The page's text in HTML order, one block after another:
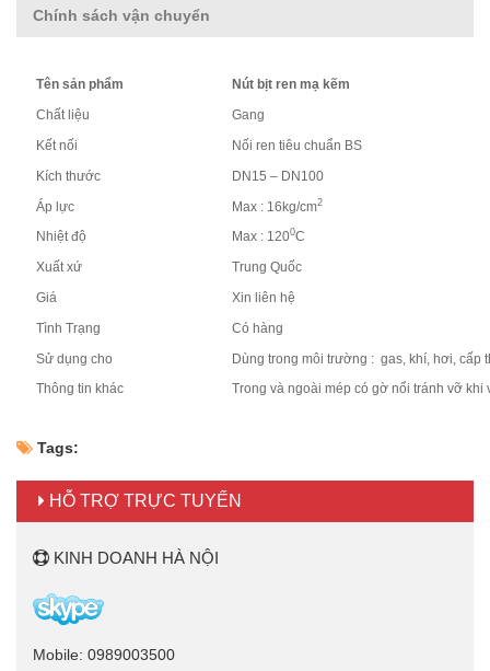
Chính sách vận chuyển
Tên sản phẩm
Nút bịt ren mạ kẽm
Chất liệu
Gang
Kết nối
Nối ren tiêu chuẩn BS
Kích thước
DN15 – DN100
Áp lực
Max : 16kg/cm2
Nhiệt độ Max : 1200C
Xuất xứ
Trung Quốc
Giá
Xin liên hệ
Tình Trạng
Có hàng
Sử dụng cho
Dùng trong môi trường : gas, khí, hơi, cấp
Thông tin khác
Trong và ngoài mép có gờ nổi tránh vỡ khi
Tags:
HỖ TRỢ TRỰC TUYẾN
KINH DOANH HÀ NỘI
Mobile: 0989003500